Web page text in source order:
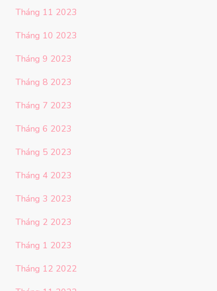
Tháng 11 2023
Tháng 10 2023
Tháng 9 2023
Tháng 8 2023
Tháng 7 2023
Tháng 6 2023
Tháng 5 2023
Tháng 4 2023
Tháng 3 2023
Tháng 2 2023
Tháng 1 2023
Tháng 12 2022